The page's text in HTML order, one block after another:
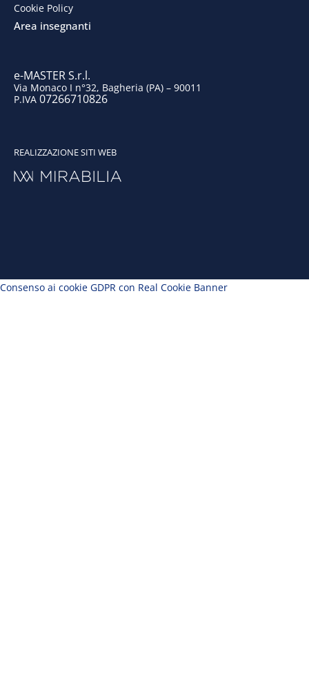
k
Cookie Policy
Area insegnanti
e-MASTER S.r.l.
Via Monaco I n°32, Bagheria (PA) – 90011
P.IVA 07266710826
REALIZZAZIONE SITI WEB
Consenso ai cookie GDPR con Real Cookie Banner